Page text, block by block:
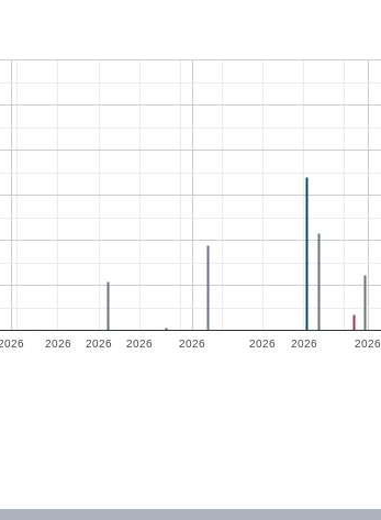
2026 2026
2026 2026 2026 2026 2026